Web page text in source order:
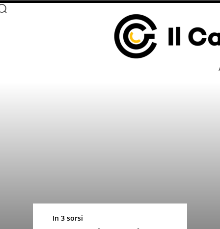
In 3 sorsi